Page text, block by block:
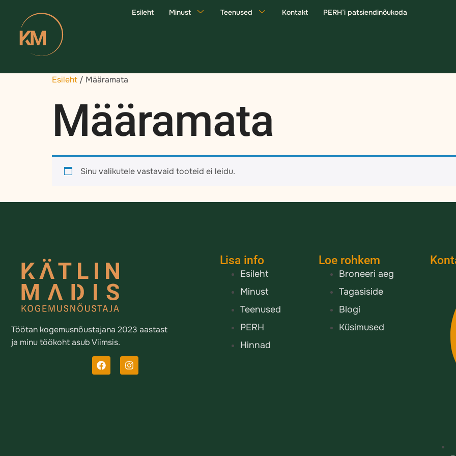
Esileht Minust Teenused Kontakt PERH’i patsiendinõukoda
Esileht / Määramata
Määramata
Sinu valikutele vastavaid tooteid ei leidu.
Töötan kogemusnõustajana 2023 aastast
ja minu töökoht asub Viimsis.
Lisa info
Esileht
Minust
Teenused
PERH
Hinnad
Loe rohkem
Broneeri aeg
Tagasiside
Blogi
Küsimused